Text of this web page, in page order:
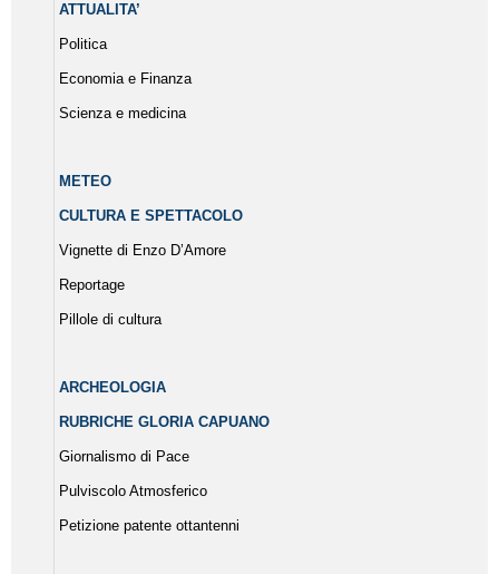
ATTUALITA’
Politica
Economia e Finanza
Scienza e medicina
METEO
CULTURA E SPETTACOLO
Vignette di Enzo D’Amore
Reportage
Pillole di cultura
ARCHEOLOGIA
RUBRICHE GLORIA CAPUANO
Giornalismo di Pace
Pulviscolo Atmosferico
Petizione patente ottantenni